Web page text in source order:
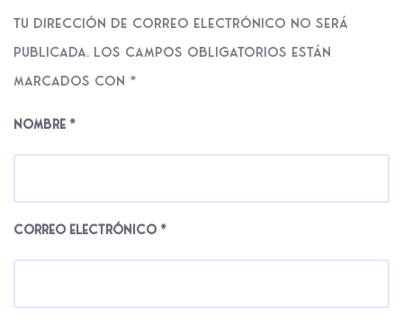
Tu dirección de correo electrónico no será
publicada. Los campos obligatorios están
marcados con *
Nombre *
Correo electrónico *